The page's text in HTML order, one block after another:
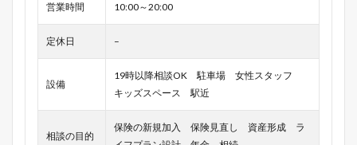
営業時間 10:00～20:00
定休日 –
設備
19時以降相談OK 駐車場 女性スタッフ
キッズスペース 駅近
相談の目的
保険の新規加入 保険見直し 資産形成 ラ